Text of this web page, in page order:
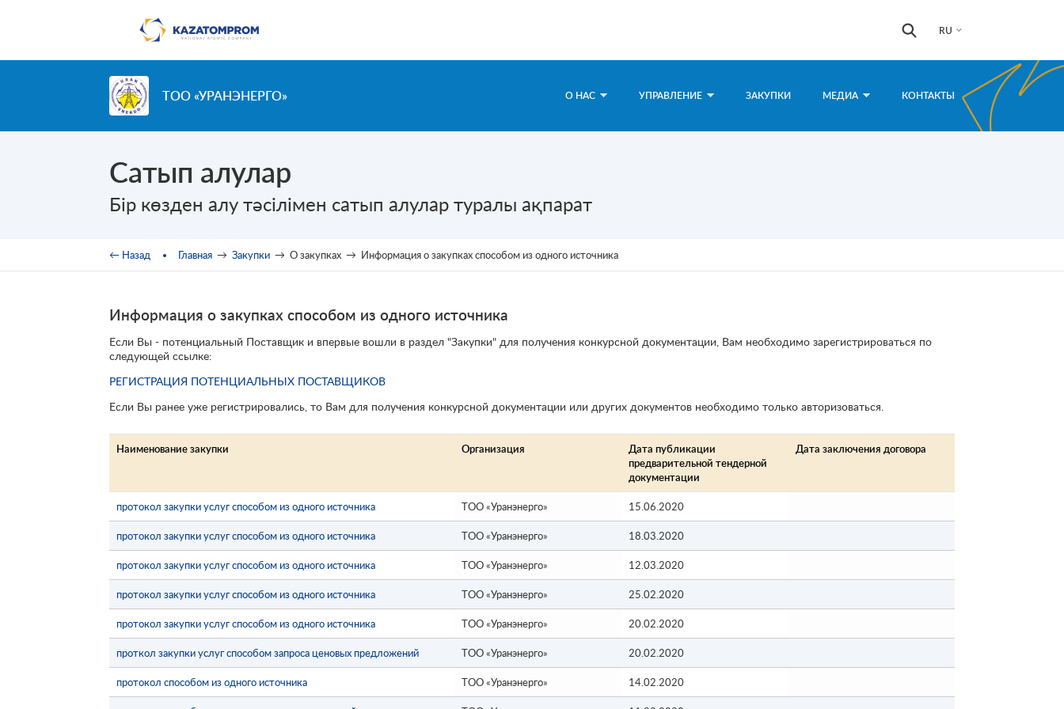
RU
Форма
Поиск
ТОО «УРАНЭНЕРГО» О НАС УПРАВЛЕНИЕ ЗАКУПКИ МЕДИА КОНТАКТЫ
Сатып алулар
Бір көзден алу тәсілімен сатып алулар туралы ақпарат
Вы здесь
← Назад Главная → Закупки → О закупках → Информация о закупках способом из одного источника
Информация о закупках способом из одного источника
Если Вы - потенциальный Поставщик и впервые вошли в раздел "Закупки" для получения конкурсной документации, Вам необходимо зарегистрироваться по
следующей ссылке:
РЕГИСТРАЦИЯ ПОТЕНЦИАЛЬНЫХ ПОСТАВЩИКОВ
Если Вы ранее уже регистрировались, то Вам для получения конкурсной документации или других документов необходимо только авторизоваться.
Наименование закупки Организация
Дата публикации
предварительной тендерной
документации
Дата заключения договора
протокол закупки услуг способом из одного источника ТОО «Уранэнерго» 15.06.2020
протокол закупки услуг способом из одного источника ТОО «Уранэнерго» 18.03.2020
протокол закупки услуг способом из одного источника ТОО «Уранэнерго» 12.03.2020
протокол закупки услуг способом из одного источника ТОО «Уранэнерго» 25.02.2020
протокол закупки услуг способом из одного источника ТОО «Уранэнерго» 20.02.2020
проткол закупки услуг способом запроса ценовых предложений ТОО «Уранэнерго» 20.02.2020
протокол способом из одного источника ТОО «Уранэнерго» 14.02.2020